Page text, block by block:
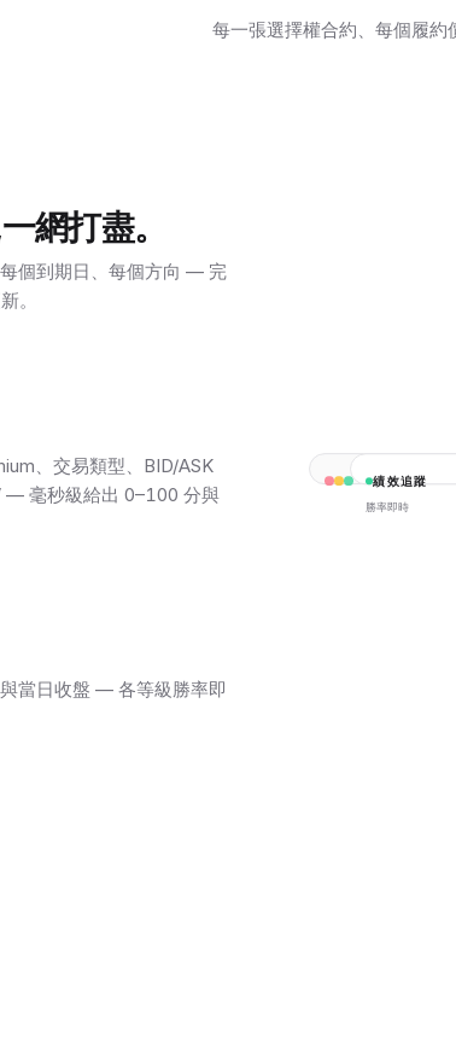
每一張選擇權合約、每個履約
網打盡。
個到期日、每個方向 — 完
。
、交易類型、BID/ASK
— 毫秒級給出 0–100 分與
當日收盤 — 各等級勝率即
// scan all
績效追蹤
勝率即時